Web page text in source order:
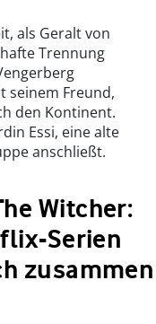
als Geralt von
Trennung
seinem Freund,
den Kontinent.
Essi, eine alte
anschließt.
Witcher:
Serien
zusammen